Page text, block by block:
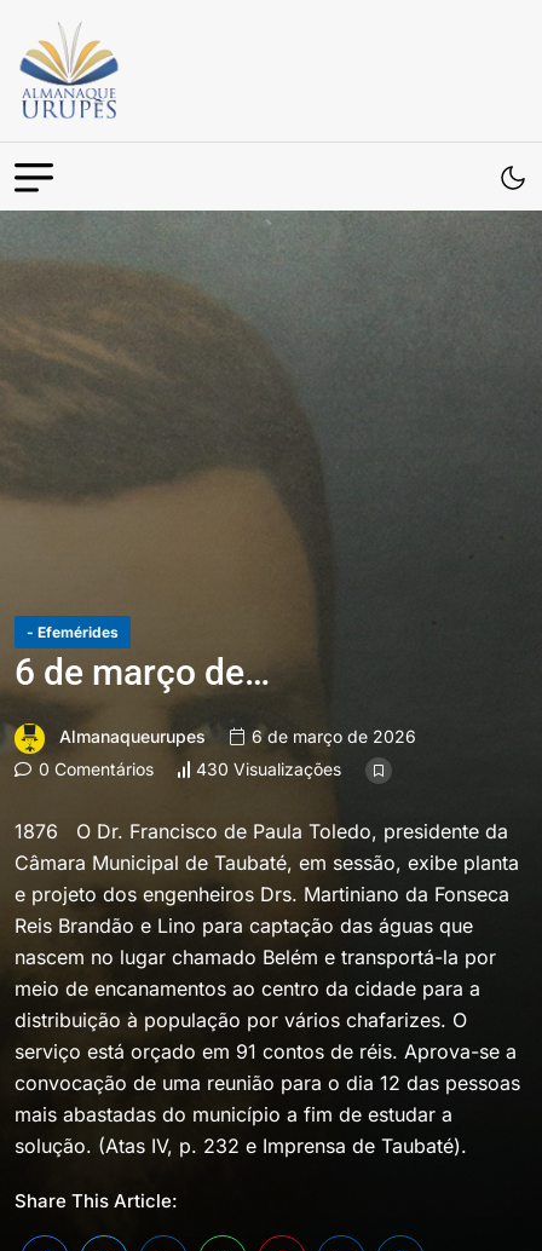
- Efemérides
6 de março de…
Almanaqueurupes
6 de março de 2026
0 Comentários
430 Visualizações
1876 O Dr. Francisco de Paula Toledo, presidente da
Câmara Municipal de Taubaté, em sessão, exibe planta
e projeto dos engenheiros Drs. Martiniano da Fonseca
Reis Brandão e Lino para captação das águas que
nascem no lugar chamado Belém e transportá-la por
meio de encanamentos ao centro da cidade para a
distribuição à população por vários chafarizes. O
serviço está orçado em 91 contos de réis. Aprova-se a
convocação de uma reunião para o dia 12 das pessoas
mais abastadas do município a fim de estudar a
solução. (Atas IV, p. 232 e Imprensa de Taubaté).
Share This Article: